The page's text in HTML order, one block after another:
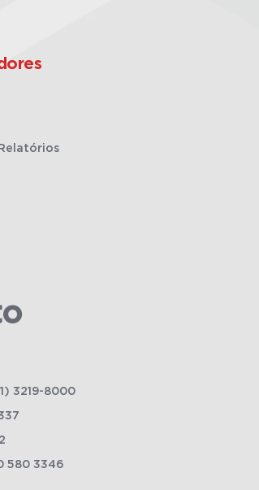
3219-8000
580 3346